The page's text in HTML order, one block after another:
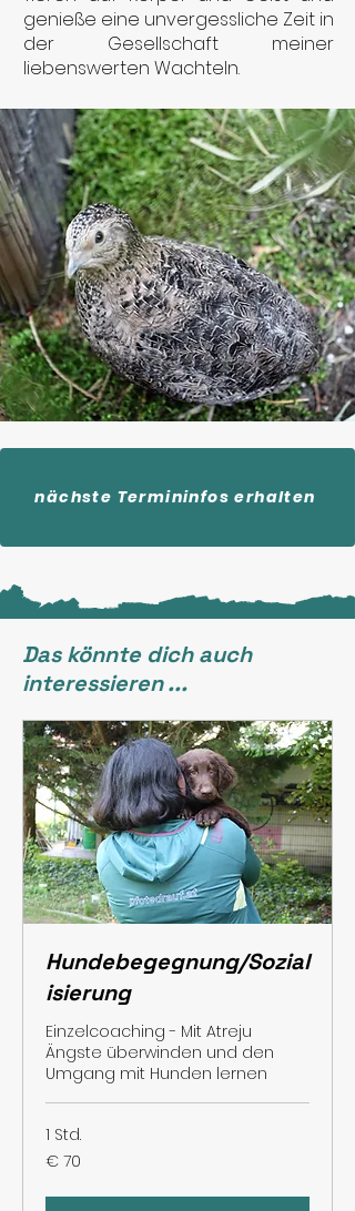
genieße eine unvergessliche Zeit in
der Gesellschaft meiner
liebenswerten Wachteln.
nächste Termininfos erhalten
Das könnte dich auch
interessieren ...
Hundebegegnung/Sozial
isierung
Einzelcoaching - Mit Atreju
Ängste überwinden und den
Umgang mit Hunden lernen
1 Std.
70
Euro
€ 70